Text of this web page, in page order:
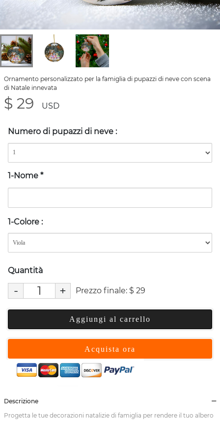
Ornamento personalizzato per la famiglia di pupazzi di neve con scena
di Natale innevata
$ 29 USD
Numero di pupazzi di neve :
1-Nome *
1-Colore :
Quantità
- + Prezzo finale: $ 29
Aggiungi al carrello
Acquista ora
Descrizione
Progetta le tue decorazioni natalizie di famiglia per rendere il tuo albero